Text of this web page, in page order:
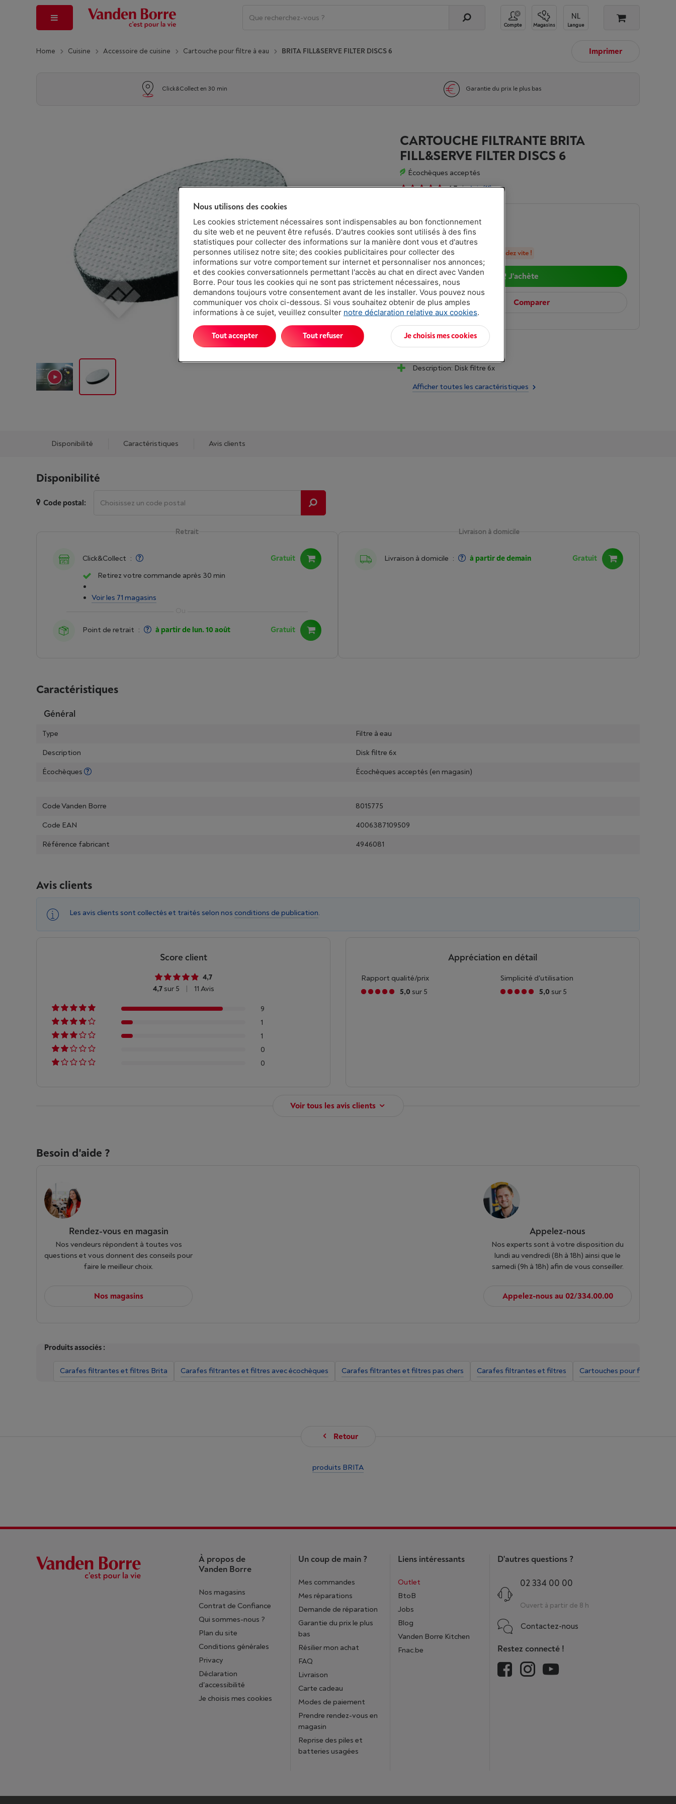
Compte Magasins Langue
Home Cuisine Accessoire de cuisine Cartouche pour filtre à eau BRITA FILL&SERVE FILTER DISCS 6 Imprimer
Click&Collect en 30 min Garantie du prix le plus bas
CARTOUCHE FILTRANTE BRITA
FILL&SERVE FILTER DISCS 6
Écochèques acceptés
4,7 | Avis(11)
Livré demain-Voir le stock
€ 24,95
Moins de 10 en stock, commandez vite !
J'achète
Comparer
Atouts
Description: Disk filtre 6x
Afficher toutes les caractéristiques
Disponibilité Caractéristiques Avis clients
Disponibilité
Code postal:
Livraison à domicile
Livraison à domicile : à partir de demain Gratuit
Retrait
Click&Collect :
Gratuit
Retirez votre commande après 30 min
Voir les 71 magasins
Point de retrait : à partir de lun. 10 août Gratuit
Caractéristiques
Général
Type
Filtre à eau
Description
Disk filtre 6x
Écochèques
Écochèques acceptés (en magasin)
Code Vanden Borre
8015775
Code EAN
4006387109509
Référence fabricant
4946081
Avis clients
Les avis clients sont collectés et traités selon nos conditions de publication.
Score client
4,7
4,7sur 5 11 Avis
9
1
1
0
0
Appréciation en détail
Rapport qualité/prix
5,0 sur 5
Simplicité d'utilisation
5,0 sur 5
Voir tous les avis clients
Besoin d'aide ?
Rendez-vous en magasin
Nos vendeurs répondent à toutes vos
questions et vous donnent des conseils pour
faire le meilleur choix.
Nos magasins
Appelez-nous
Nos experts sont à votre disposition du
lundi au vendredi (8h à 18h) ainsi que le
samedi (9h à 18h) afin de vous conseiller.
Appelez-nous au 02/334.00.00
Produits associés :
Carafes filtrantes et filtres Brita Carafes filtrantes et filtres avec écochèques Carafes filtrantes et filtres pas chers Carafes filtrantes et filtres Cartouches pour filtre à eau
Retour
produits BRITA
À propos de
Vanden Borre
Nos magasins
Contrat de Confiance
Qui sommes-nous ?
Plan du site
Conditions générales
Privacy
Déclaration
d'accessibilité
Je choisis mes cookies
Un coup de main ?
Mes commandes
Mes réparations
Demande de réparation
Garantie du prix le plus
bas
Résilier mon achat
FAQ
Livraison
Carte cadeau
Modes de paiement
Prendre rendez-vous en
magasin
Reprise des piles et
batteries usagées
Liens intéressants
Outlet
BtoB
Jobs
Blog
Vanden Borre Kitchen
Fnac.be
D'autres questions ?
02 334 00 00
Ouvert à partir de 8 h
Contactez-nous
Restez connecté !
Nous utilisons des cookies
Les cookies strictement nécessaires sont indispensables au bon fonctionnement
du site web et ne peuvent être refusés. D'autres cookies sont utilisés à des fins
statistiques pour collecter des informations sur la manière dont vous et d'autres
personnes utilisez notre site; des cookies publicitaires pour collecter des
informations sur votre comportement sur internet et personnaliser nos annonces;
et des cookies conversationnels permettant l'accès au chat en direct avec Vanden
Borre. Pour tous les cookies qui ne sont pas strictement nécessaires, nous
demandons toujours votre consentement avant de les installer. Vous pouvez nous
communiquer vos choix ci-dessous. Si vous souhaitez obtenir de plus amples
informations à ce sujet, veuillez consulter notre déclaration relative aux cookies.
Je choisis mes cookies
Tout refuser
Tout accepter